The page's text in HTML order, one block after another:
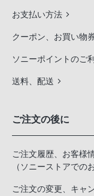
お支払い方法
クーポン、お買い物
ソニーポイントのご
送料、配送
ご注文の後に
ご注文履歴、お客様
（ソニーストアでの
ご注文の変更、キャ